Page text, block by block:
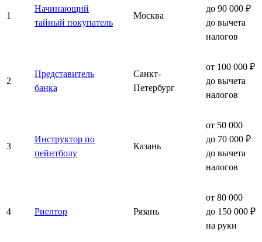
1
Начинающий
тайный покупатель
Москва
до 90 000 ₽
до вычета
налогов
2
Представитель
банка
Санкт-
Петербург
от 100 000 ₽
до вычета
налогов
3
Инструктор по
пейнтболу
Казань
от 50 000
до 70 000 ₽
до вычета
налогов
4 Риелтор Рязань
от 80 000
до 150 000 ₽
на руки